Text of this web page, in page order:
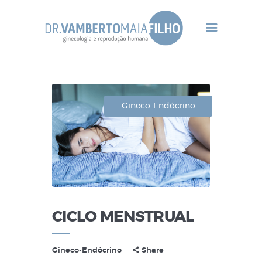
Dr Vamberto Maia
Infertilidade
Tratamentos
Gineco-Endócrino
Contato
Gineco-Endócrino
CICLO MENSTRUAL
Gineco-Endócrino Share